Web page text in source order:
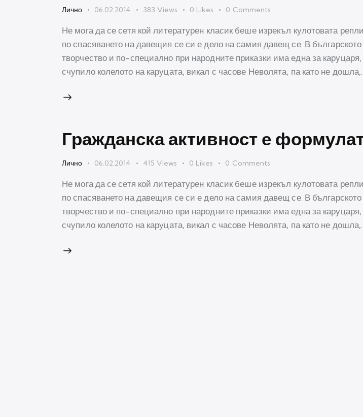
Лично 06.02.2014 383 Views 0 Likes 0 Comments
Не мога да се сетя кой литературен класик беше изрекъл кулотовата
по спасяването на давещия се си е дело на самия давещ се. В
творчество и по-специално при народните приказки има една за каруцаря,
счупило колелото на каруцата, викал с часове Неволята, па като не
Гражданска активност е
Лично 06.02.2014 415 Views 0 Likes 0 Comments
Не мога да се сетя кой литературен класик беше изрекъл кулотовата
по спасяването на давещия се си е дело на самия давещ се. В
творчество и по-специално при народните приказки има една за каруцаря,
счупило колелото на каруцата, викал с часове Неволята, па като не